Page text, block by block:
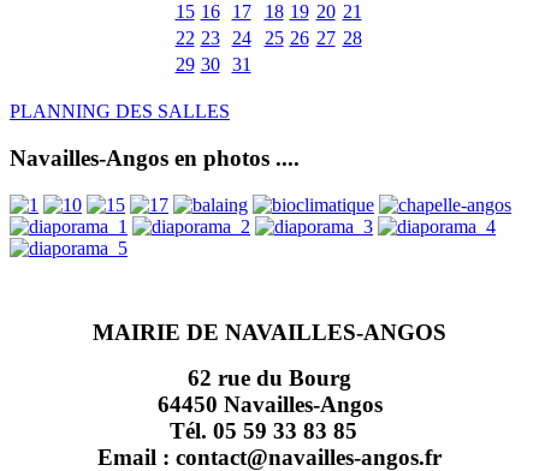
15 16 17 18 19 20 21
22 23 24 25 26 27 28
29 30 31
PLANNING DES SALLES
Navailles-Angos en photos ....
MAIRIE DE NAVAILLES-ANGOS
62 rue du Bourg
64450 Navailles-Angos
Tél. 05 59 33 83 85
Email : contact@navailles-angos.fr